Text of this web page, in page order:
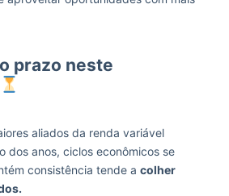
prazo neste
aliados da renda variável
dos anos, ciclos econômicos se
consistência tende a colher